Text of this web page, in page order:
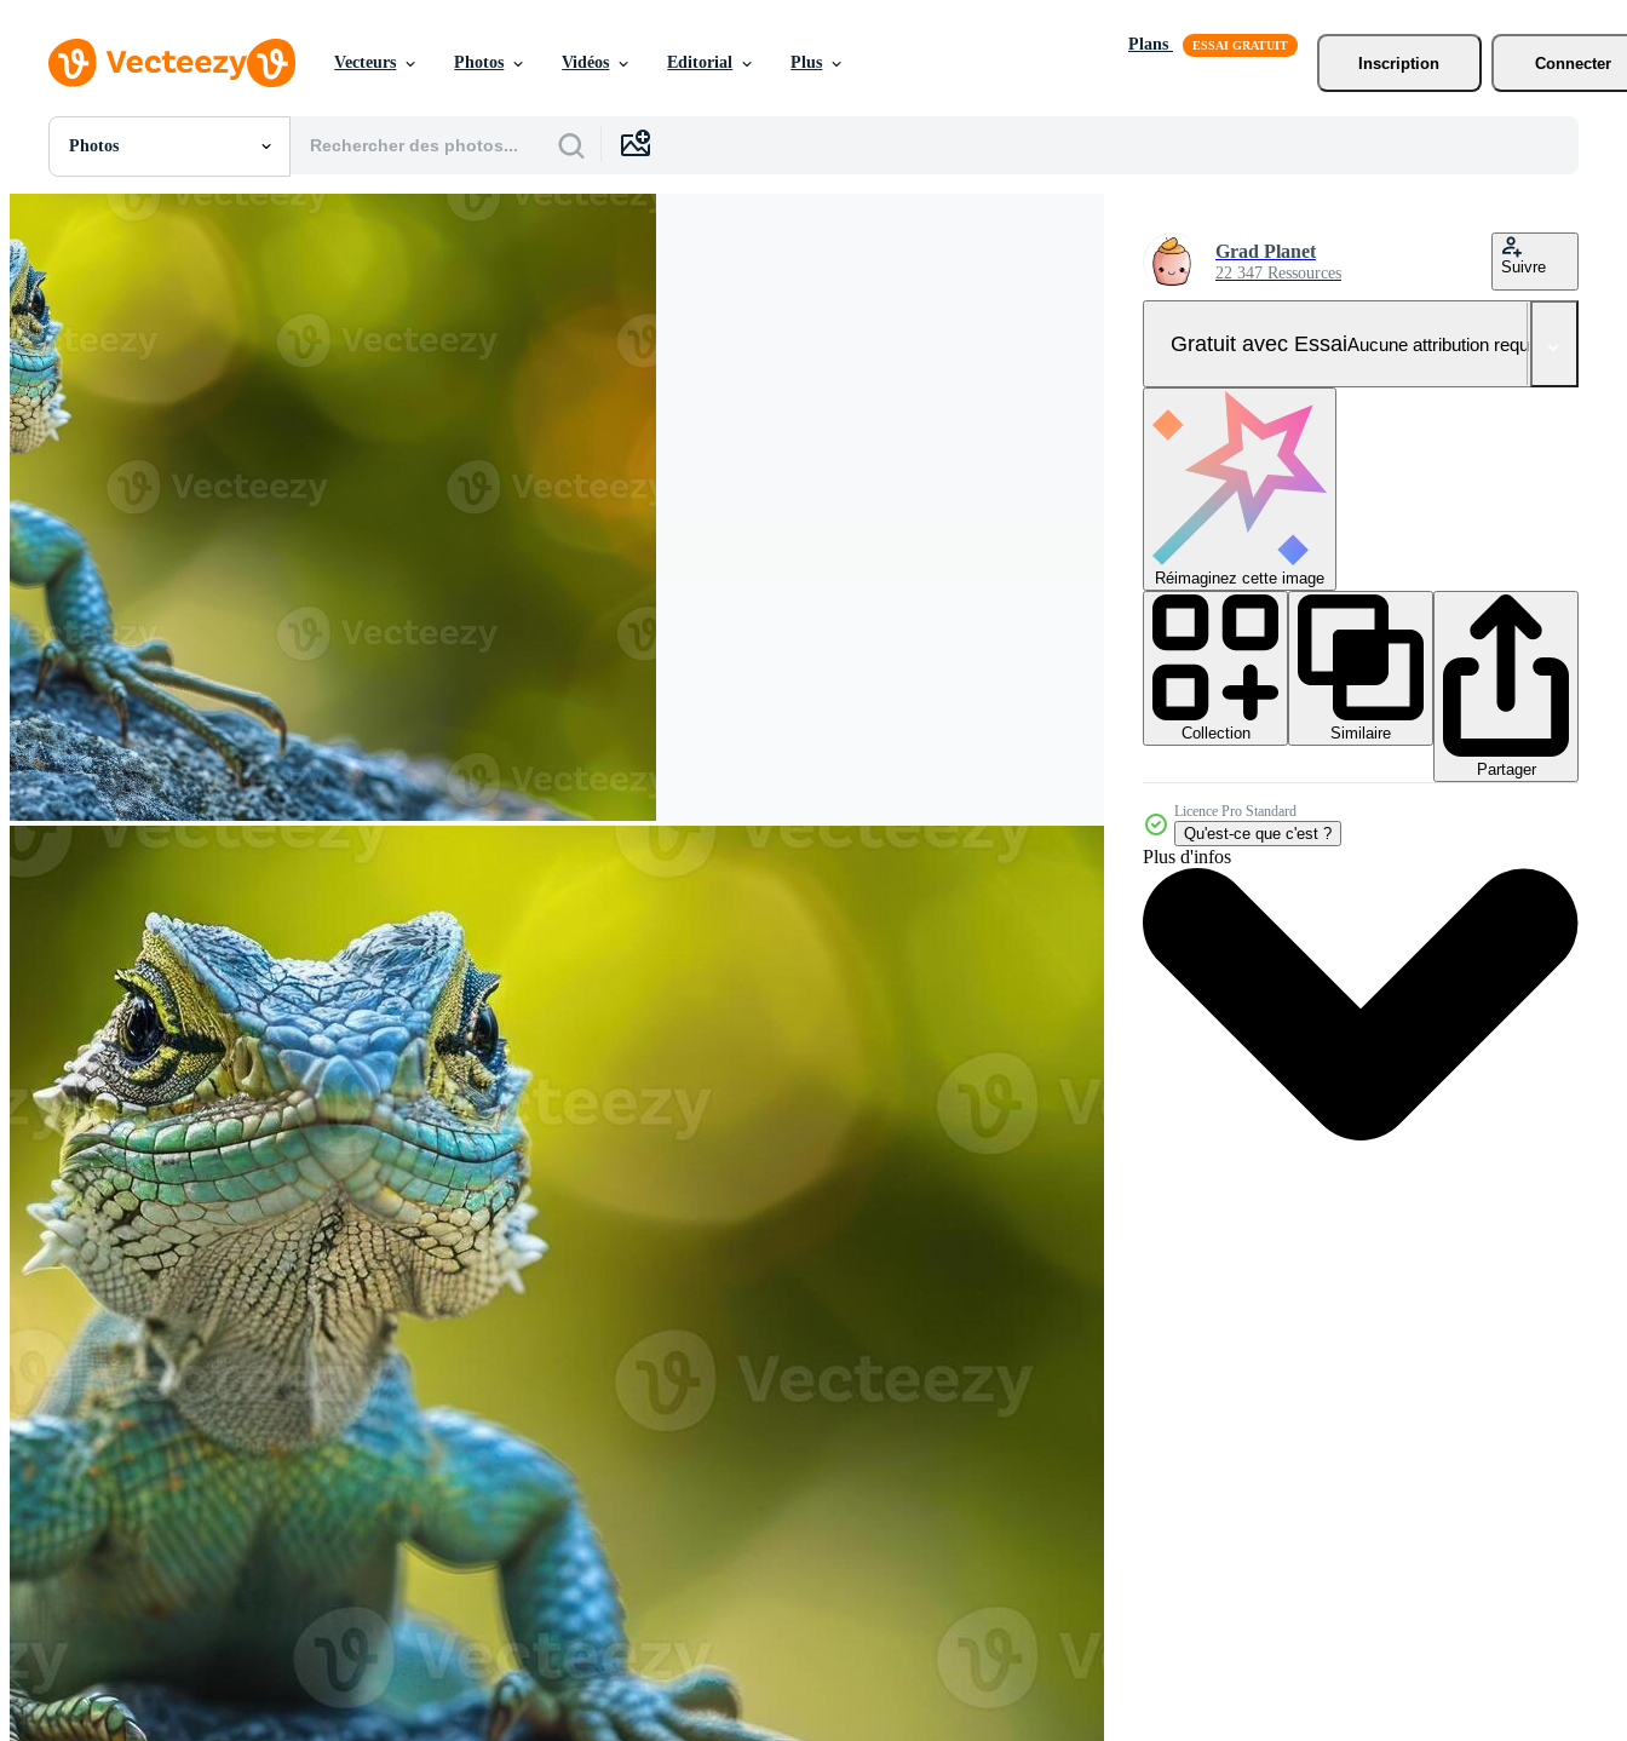
Vecteurs Photos Vidéos Editorial Plus
Plans
Inscription
Connecter
Photos
Toutes Images
Photos
Vidéos
Motion graphics
Images Éditoriales
Grad Planet
22 347 Ressources Suivre
Gratuit avec EssaiAucune attribution requise
Réimaginez cette image
Collection
Similaire
Partager
Licence Pro Standard
Qu'est-ce que c'est ?
Plus d'infos